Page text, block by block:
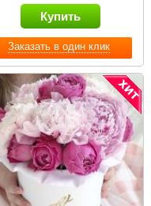
Заказать в один клик
Купить